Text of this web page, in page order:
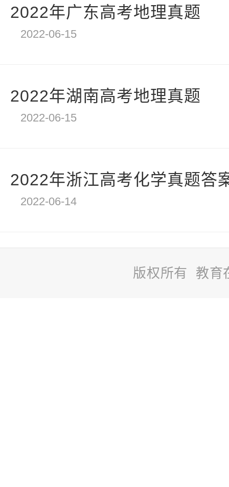
2022年广东高考地理真题
2022-06-15
2022年湖南高考地理真题
2022-06-15
2022年浙江高考化学真题答
2022-06-14
版权所有 教育